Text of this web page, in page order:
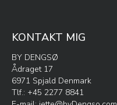
KONTAKT MIG
BY DENGSØ
Ådraget 17
6971 Spjald Denmark
Tlf.: +45 2277 8841